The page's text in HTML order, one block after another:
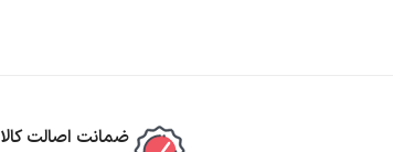
ضمانت اصالت کالا